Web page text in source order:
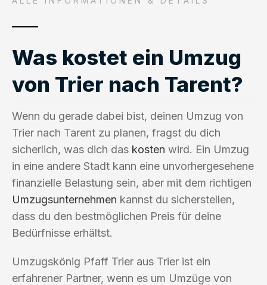
Was kostet ein Umzug
von Trier nach Tarent?
Wenn du gerade dabei bist, deinen Umzug von
Trier nach Tarent zu planen, fragst du dich
sicherlich, was dich das kosten wird. Ein Umzug
in eine andere Stadt kann eine unvorhergesehene
finanzielle Belastung sein, aber mit dem richtigen
Umzugsunternehmen kannst du sicherstellen,
dass du den bestmöglichen Preis für deine
Bedürfnisse erhältst.
Umzugskönig Pfaff Trier aus Trier ist ein
erfahrener Partner, wenn es um Umzüge von